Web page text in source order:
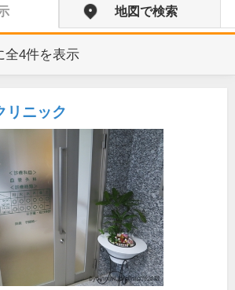
地図で検索
全4件を表示
リニック